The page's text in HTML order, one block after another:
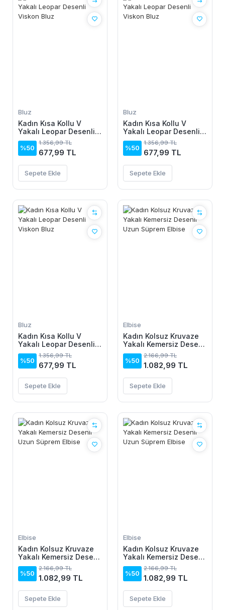
Bluz
Kadın Kısa Kollu V
Yakalı Leopar Desenli
Viskon Bluz
%50
1.356,99 TL
677,99 TL
Sepete Ekle
Bluz
Kadın Kısa Kollu V
Yakalı Leopar Desenli
Viskon Bluz
%50
1.356,99 TL
677,99 TL
Sepete Ekle
Bluz
Kadın Kısa Kollu V
Yakalı Leopar Desenli
Viskon Bluz
%50
1.356,99 TL
677,99 TL
Sepete Ekle
Elbise
Kadın Kolsuz Kruvaze
Yakalı Kemersiz Desenli
Uzun Süprem Elbise
%50
2.166,99 TL
1.082,99 TL
Sepete Ekle
Elbise
Kadın Kolsuz Kruvaze
Yakalı Kemersiz Desenli
Uzun Süprem Elbise
%50
2.166,99 TL
1.082,99 TL
Sepete Ekle
Elbise
Kadın Kolsuz Kruvaze
Yakalı Kemersiz Desenli
Uzun Süprem Elbise
%50
2.166,99 TL
1.082,99 TL
Sepete Ekle